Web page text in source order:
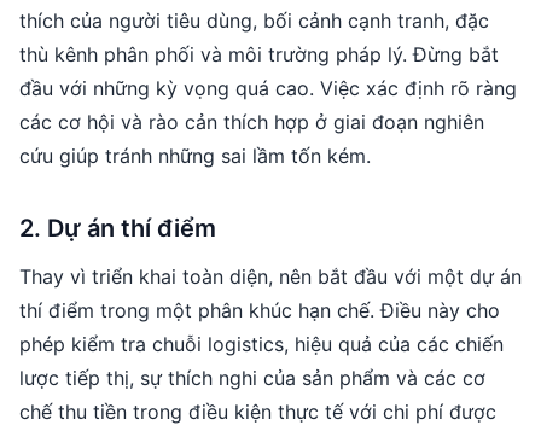
thích của người tiêu dùng, bối cảnh cạnh tranh, đặc
thù kênh phân phối và môi trường pháp lý. Đừng bắt
đầu với những kỳ vọng quá cao. Việc xác định rõ ràng
các cơ hội và rào cản thích hợp ở giai đoạn nghiên
cứu giúp tránh những sai lầm tốn kém.
2. Dự án thí điểm
Thay vì triển khai toàn diện, nên bắt đầu với một dự án
thí điểm trong một phân khúc hạn chế. Điều này cho
phép kiểm tra chuỗi logistics, hiệu quả của các chiến
lược tiếp thị, sự thích nghi của sản phẩm và các cơ
chế thu tiền trong điều kiện thực tế với chi phí được